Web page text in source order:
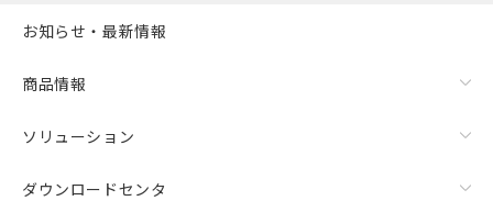
お知らせ・最新情報
商品情報
ソリューション
ダウンロードセンタ